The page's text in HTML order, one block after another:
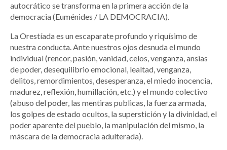
autocrático se transforma en la primera acción de la
democracia (Euménides / LA DEMOCRACIA).
La Orestíada es un escaparate profundo y riquísimo de
nuestra conducta. Ante nuestros ojos desnuda el mundo
individual (rencor, pasión, vanidad, celos, venganza, ansias
de poder, desequilibrio emocional, lealtad, venganza,
delitos, remordimientos, desesperanza, el miedo inocencia,
madurez, reflexión, humillación, etc.) y el mundo colectivo
(abuso del poder, las mentiras publicas, la fuerza armada,
los golpes de estado ocultos, la superstición y la divinidad, el
poder aparente del pueblo, la manipulación del mismo, la
máscara de la democracia adulterada).